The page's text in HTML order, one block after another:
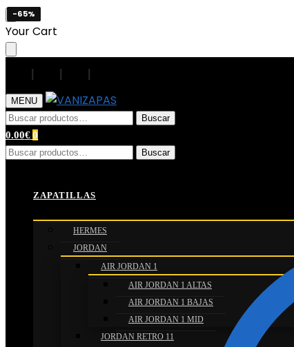
Skip
to
navigation
Skip
to
content
Your Cart
| | |
MENU
Buscar
por:
Buscar
0.00€ 0
Buscar
Buscar
ZAPATILLAS
HERMES
JORDAN
AIR JORDAN 1
AIR JORDAN 1 ALTAS
AIR JORDAN 1 BAJAS
AIR JORDAN 1 MID
JORDAN RETRO 11
-65%
-65%
-65%
-65%